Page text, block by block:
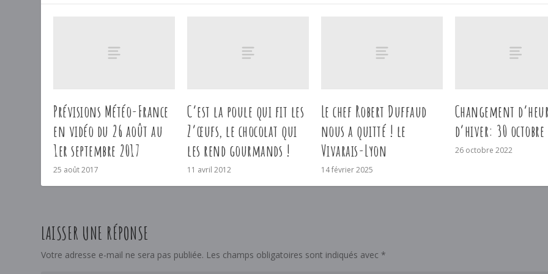
Prévisions Météo-France
en vidéo du 26 août au
1er septembre 2017
25 août 2017
C’est la poule qui fit les
Z’œufs, le chocolat qui
les rend gourmands !
11 avril 2012
Le chef Robert Duffaud
nous a quitté ! le
Vivarais-Lyon
14 février 2025
Changement
d’hiver: 30 octobre
26 octobre 2022
LAISSER UNE RÉPONSE
Votre adresse e-mail ne sera pas publiée. Les champs obligatoires sont indiqués avec *